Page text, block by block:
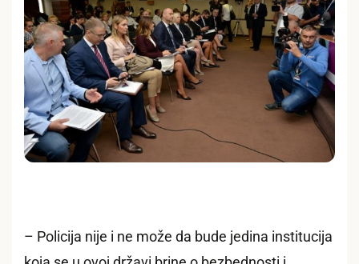
– Policija nije i ne može da bude jedina institucija